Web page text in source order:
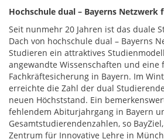
Hochschule dual – Bayerns Netzwerk
Seit nunmehr 20 Jahren ist das duale
Dach von hochschule dual – Bayerns
Studieren ein attraktives
angewandte Wissenschaften und eine
Fachkräftesicherung in Bayern. Im
erreichte die Zahl der dual
neuen Höchststand. Ein
fehlendem Abiturjahrgang in Bayern
Gesamtstudierendenzahlen, so
Zentrum für Innovative Lehre in